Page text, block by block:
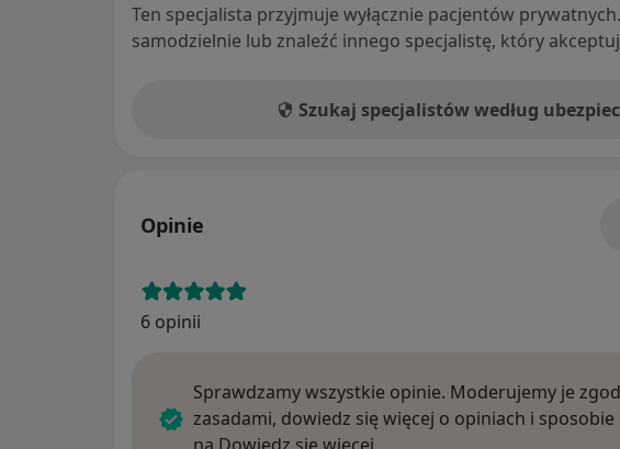
Ten specjalista przyjmuje wyłącznie pacjentów
samodzielnie lub znaleźć innego specjalistę, który
Szukaj specjalistów według
Opinie
6 opinii
Sprawdzamy wszystkie opinie. Moderujemy je
zasadami, dowiedz się więcej o opiniach i